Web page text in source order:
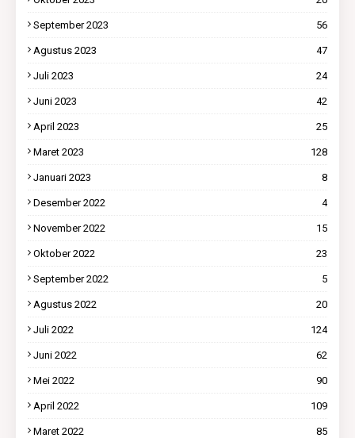
September 2023 56
Agustus 2023 47
Juli 2023 24
Juni 2023 42
April 2023 25
Maret 2023 128
Januari 2023 8
Desember 2022 4
November 2022 15
Oktober 2022 23
September 2022 5
Agustus 2022 20
Juli 2022 124
Juni 2022 62
Mei 2022 90
April 2022 109
Maret 2022 85